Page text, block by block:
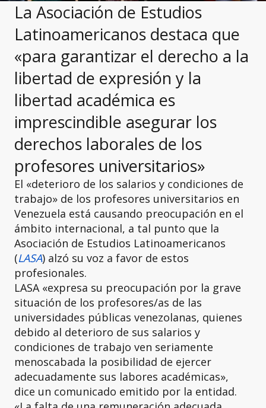
La Asociación de Estudios
Latinoamericanos destaca que
«para garantizar el derecho a la
libertad de expresión y la
libertad académica es
imprescindible asegurar los
derechos laborales de los
profesores universitarios»
El «deterioro de los salarios y condiciones de
trabajo» de los profesores universitarios en
Venezuela está causando preocupación en el
ámbito internacional, a tal punto que la
Asociación de Estudios Latinoamericanos
(LASA) alzó su voz a favor de estos
profesionales.
LASA «expresa su preocupación por la grave
situación de los profesores/as de las
universidades públicas venezolanas, quienes
debido al deterioro de sus salarios y
condiciones de trabajo ven seriamente
menoscabada la posibilidad de ejercer
adecuadamente sus labores académicas»,
dice un comunicado emitido por la entidad.